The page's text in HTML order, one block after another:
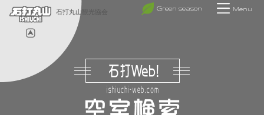
石打丸山観光協会 Menu
Green season